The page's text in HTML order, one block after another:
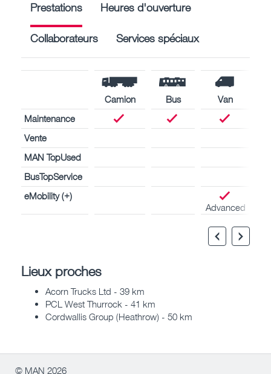
Prestations Heures d'ouverture
Collaborateurs Services spéciaux
Camion Bus
Van
Maintenance
Vente
MAN TopUsed
BusTopService
eMobility (+)
Advanced
Lieux proches
Acorn Trucks Ltd - 39 km
PCL West Thurrock - 41 km
Cordwallis Group (Heathrow) - 50 km
© MAN 2026